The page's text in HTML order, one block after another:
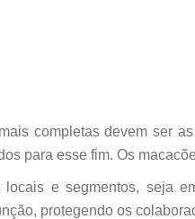
completas devem ser
para esse fim. Os
e segmentos, seja
protegendo os